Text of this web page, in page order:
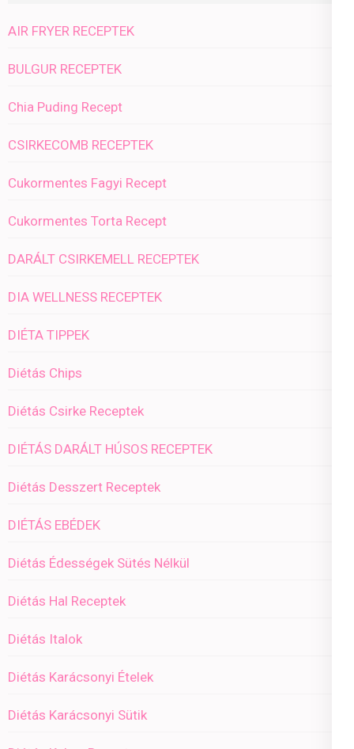
AIR FRYER RECEPTEK
BULGUR RECEPTEK
Chia Puding Recept
CSIRKECOMB RECEPTEK
Cukormentes Fagyi Recept
Cukormentes Torta Recept
DARÁLT CSIRKEMELL RECEPTEK
DIA WELLNESS RECEPTEK
DIÉTA TIPPEK
Diétás Chips
Diétás Csirke Receptek
DIÉTÁS DARÁLT HÚSOS RECEPTEK
Diétás Desszert Receptek
DIÉTÁS EBÉDEK
Diétás Édességek Sütés Nélkül
Diétás Hal Receptek
Diétás Italok
Diétás Karácsonyi Ételek
Diétás Karácsonyi Sütik